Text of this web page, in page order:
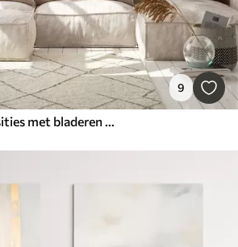
9
Schilderijen Composities met bladeren en cirkels